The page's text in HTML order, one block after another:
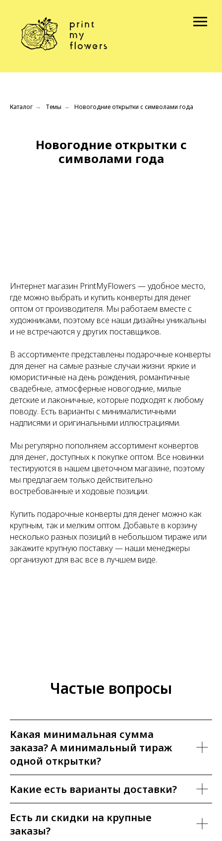
Каталог → Темы → Новогодние открытки с символами года
Новогодние открытки с
символами года
Интернет магазин PrintMyFlowers — удобное место,
где можно выбрать и купить конверты для денег
оптом от производителя. Мы работаем вместе с
художниками, поэтому все наши дизайны уникальны
и не встречаются у других поставщиков.
В ассортименте представлены подарочные конверты
для денег на самые разные случаи жизни: яркие и
юмористичные на день рождения, романтичные
свадебные, атмосферные новогодние, милые
детские и лаконичные, которые подходят к любому
поводу. Есть варианты с минималистичными
надписями и оригинальными иллюстрациями.
Мы регулярно пополняем ассортимент конвертов
для денег, доступных к покупке оптом. Все новинки
тестируются в нашем цветочном магазине, поэтому
мы предлагаем только действительно
востребованные и ходовые позиции.
Купить подарочные конверты для денег можно как
крупным, так и мелким оптом. Добавьте в корзину
несколько разных позиций в небольшом тираже или
закажите крупную поставку — наши менеджеры
организуют для вас все в лучшем виде.
Частые вопросы
Какая минимальная сумма
заказа? А минимальный тираж
одной открытки?
Какие есть варианты доставки?
Есть ли скидки на крупные
заказы?